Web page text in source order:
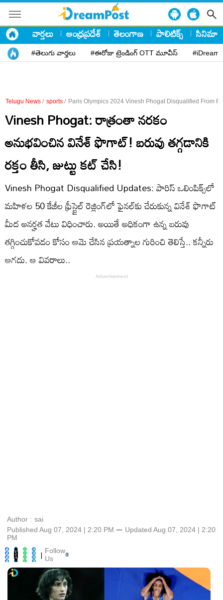
వార్తలు ఆంధ్రప్రదేశ్ తెలంగాణ పాలిటిక్స్ సినిమా
#తెలుగు వార్తలు #ఈరోజు ట్రెండింగ్ OTT మూవీస్
Telugu News / sports / Paris Olympics 2024 Vinesh Phogat Disqualified From
Vinesh Phogat: రాత్రంతా నరకం
అనుభవించిన వినేశ్‌ ఫొగాట్‌! బరువు తగ్గడానికి
రక్తం తీసి, జుట్టు కట్‌ చేసి!
Vinesh Phogat Disqualified Updates: పారిస్‌ ఒలింపిక్స్‌లో
మహిళల 50 కేజీల ఫ్రీస్టైల్ రెజ్లింగ్‌లో ఫైనల్‌కు చేరుకున్న వినేశ్‌ ఫొగాట్‌
మీద అనర్హత వేటు విధించారు. అయితే అధికంగా ఉన్న బరువు
తగ్గించుకోవడం కోసం ఆమె చేసిన ప్రయత్నాల గురించి తెలిస్తే.. కన్నీరు
ఆగదు. ఆ వివరాలు..
Author : sai
Published Aug 07, 2024 | 2:20 PM ⚊ Updated Aug 07, 2024 | 2:20
PM
| Follow
Us